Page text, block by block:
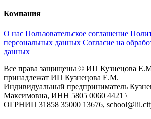
Компания
О нас Пользовательское соглашение
персональных данных Согласие на
данных
Все права защищены © ИП Кузнецова
принадлежат ИП Кузнецова Е.М.
Индивидуальный предприниматель
Максимовна, ИНН 5805 0060 4421 \
ОГРНИП 31858 35000 13676,